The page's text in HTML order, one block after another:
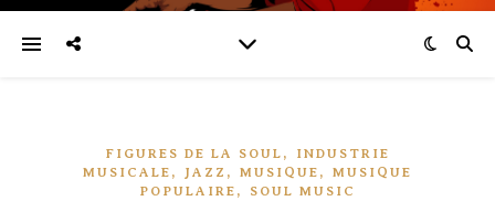
FIGURES DE LA SOUL ,
INDUSTRIE
MUSICALE , JAZZ , MUSIQUE , MUSIQUE
POPULAIRE , SOUL MUSIC